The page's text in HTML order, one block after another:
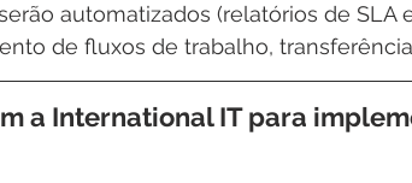
automatizados (relatórios de SLA
de fluxos de trabalho,
a International IT para